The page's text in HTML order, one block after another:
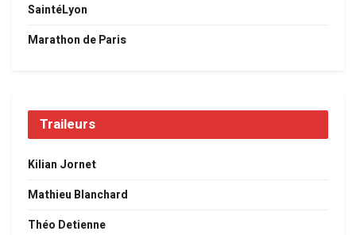
SaintéLyon
Marathon de Paris
Traileurs
Kilian Jornet
Mathieu Blanchard
Théo Detienne